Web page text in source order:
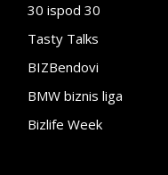
30 ispod 30
Tasty Talks
BIZBendovi
BMW biznis liga
Bizlife Week